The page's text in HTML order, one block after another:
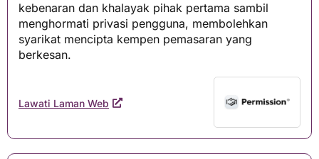
kebenaran dan khalayak pihak pertama sambil
menghormati privasi pengguna, membolehkan
syarikat mencipta kempen pemasaran yang
berkesan.
Lawati Laman Web